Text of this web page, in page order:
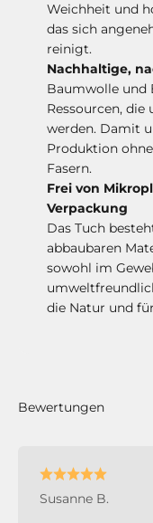
Weichheit und
das sich
reinigt.
Nachhaltige,
Baumwolle und
Ressourcen,
werden. Damit
Produktion
Fasern.
Frei von
Verpackung
Das Tuch
abbaubaren
sowohl im
die Natur und
Susanne B.